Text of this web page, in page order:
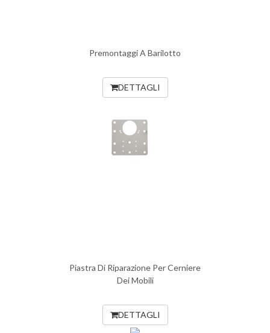
Premontaggi A Barilotto
DETTAGLI
Piastra Di Riparazione Per Cerniere
Dei Mobili
DETTAGLI